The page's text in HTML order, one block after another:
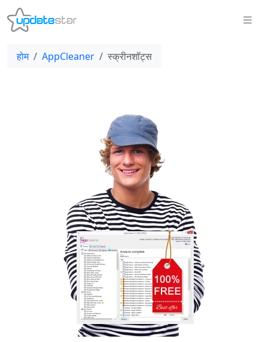
होम AppCleaner स्क्रीनशॉट्स